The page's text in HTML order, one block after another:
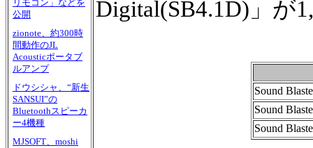
リモコン」などを
公開
zionote、約300時
間動作のJL
Acousticポータブ
ルアンプ
ドウシシャ、“新生
SANSUI”の
Bluetoothスピーカ
ー4機種
MJSOFT、moshi
Digital(SB4.1D)」が
Sound
Sound
Sound